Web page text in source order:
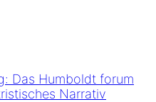
Das Humboldt forum
Narrativ